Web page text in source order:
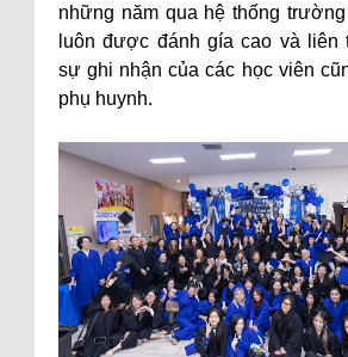
những năm qua hệ thống
luôn được đánh gía cao và liên
sự ghi nhận của các học viên
phụ huynh.